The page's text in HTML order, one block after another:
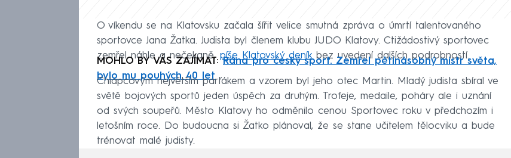
O víkendu se na Klatovsku začala šířit velice smutná zpráva o úmrtí talentovaného
sportovce Jana Žatka. Judista byl členem klubu JUDO Klatovy. Ctižádostivý sportovec
zemřel náhle a nečekaně, píše Klatovský deníkbez uvedení dalších podrobností.
MOHLO BY VÁS ZAJÍMAT:Rána pro český sport. Zemřel pětinásobný mistr světa,
bylo mu pouhých 40 let
Chlapcovým největším parťákem a vzorem byl jeho otec Martin. Mladý judista sbíral ve
světě bojových sportů jeden úspěch za druhým. Trofeje, medaile, poháry ale i uznání
od svých soupeřů. Město Klatovy ho odměnilo cenou Sportovec roku v předchozím i
letošním roce. Do budoucna si Žatko plánoval, že se stane učitelem tělocviku a bude
trénovat malé judisty.